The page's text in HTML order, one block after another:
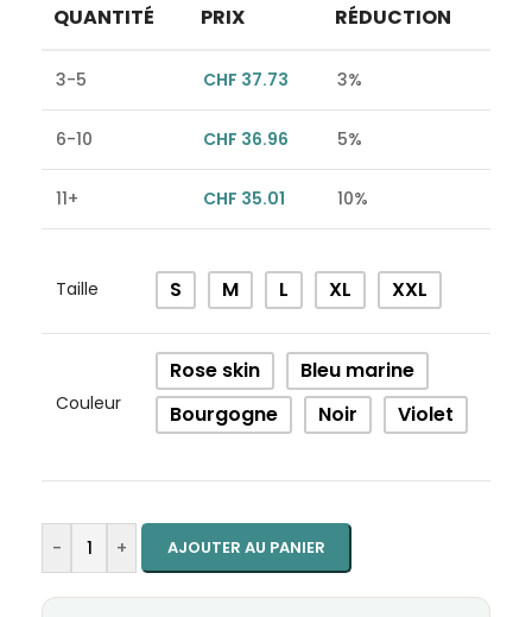
QUANTITÉ PRIX RÉDUCTION
3-5 CHF 37.73 3%
6-10 CHF 36.96 5%
11+ CHF 35.01 10%
Taille S M L XL XXL
Couleur
Rose skin
Bleu marine
Bourgogne
Noir Violet
- + AJOUTER AU PANIER